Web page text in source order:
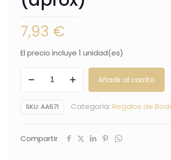
7,93 €
El precio incluye 1 unidad(es)
palma
adornado
portatarjetas
Añadir al carrito
SKU: AA571 Categoría: Regalos de
Compartir